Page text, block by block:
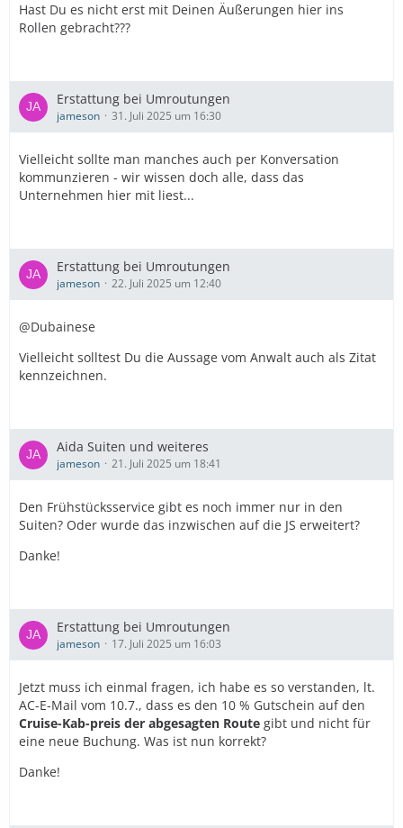
Hast Du es nicht erst mit Deinen Äußerungen hier ins
Rollen gebracht???
Erstattung bei Umroutungen
jameson 31. Juli 2025 um 16:30
Vielleicht sollte man manches auch per Konversation
kommunzieren - wir wissen doch alle, dass das
Unternehmen hier mit liest...
Erstattung bei Umroutungen
jameson 22. Juli 2025 um 12:40
@Dubainese
Vielleicht solltest Du die Aussage vom Anwalt auch als Zitat
kennzeichnen.
Aida Suiten und weiteres
jameson 21. Juli 2025 um 18:41
Den Frühstücksservice gibt es noch immer nur in den
Suiten? Oder wurde das inzwischen auf die JS erweitert?
Danke!
Erstattung bei Umroutungen
jameson 17. Juli 2025 um 16:03
Jetzt muss ich einmal fragen, ich habe es so verstanden, lt.
AC-E-Mail vom 10.7., dass es den 10 % Gutschein auf den
Cruise-Kab-preis der abgesagten Route gibt und nicht für
eine neue Buchung. Was ist nun korrekt?
Danke!